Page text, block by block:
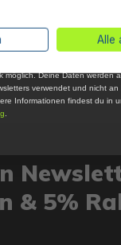
& 5%
Alle
Newsletter stimmst du zu,
Aktionen und
möglich. Deine Daten werden
verwendet und nicht an
Informationen findest du in